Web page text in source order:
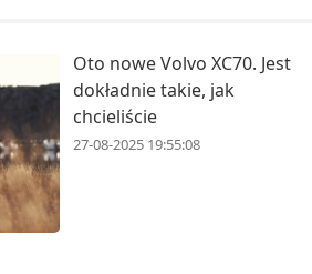
Oto nowe Volvo XC70. Jest
dokładnie takie, jak
chcieliście
27-08-2025 19:55:08